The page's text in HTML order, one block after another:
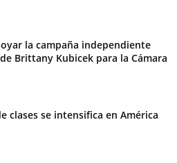
la campaña independiente
Brittany Kubicek para la Cámara
clases se intensifica en América